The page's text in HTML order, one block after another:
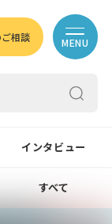
相談 MENU
インタビュー
すべて